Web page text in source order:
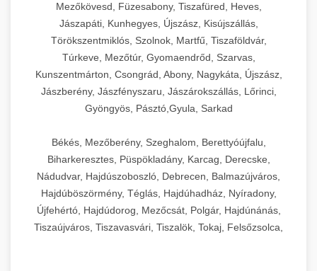
Mezőkövesd, Füzesabony, Tiszafüred, Heves,
Jászapáti, Kunhegyes, Újszász, Kisújszállás,
Törökszentmiklós, Szolnok, Martfű, Tiszaföldvár,
Túrkeve, Mezőtúr, Gyomaendrőd, Szarvas,
Kunszentmárton, Csongrád, Abony, Nagykáta, Újszász,
Jászberény, Jászfényszaru, Jászárokszállás, Lőrinci,
Gyöngyös, Pásztó,Gyula, Sarkad
Békés, Mezőberény, Szeghalom, Berettyóújfalu,
Biharkeresztes, Püspökladány, Karcag, Derecske,
Nádudvar, Hajdúszoboszló, Debrecen, Balmazújváros,
Hajdúböszörmény, Téglás, Hajdúhadház, Nyíradony,
Újfehértó, Hajdúdorog, Mezőcsát, Polgár, Hajdúnánás,
Tiszaújváros, Tiszavasvári, Tiszalök, Tokaj, Felsőzsolca,